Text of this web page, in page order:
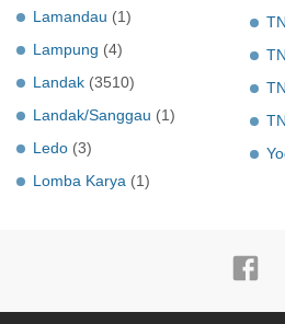
Lamandau (1)
Lampung (4)
Landak (3510)
Landak/Sanggau (1)
Ledo (3)
Lomba Karya (1)